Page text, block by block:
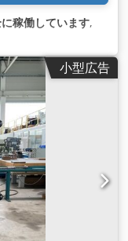
稼働しています,
小型広告